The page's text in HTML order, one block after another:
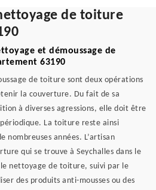
de toiture
et démoussage de
63190
de toiture sont deux opérations
la couverture. Du fait de sa
à diverses agressions, elle doit être
La toiture reste ainsi
nombreuses années. L’artisan
qui se trouve à Seychalles dans le
nettoyage de toiture, suivi par le
des produits anti-mousses ou des